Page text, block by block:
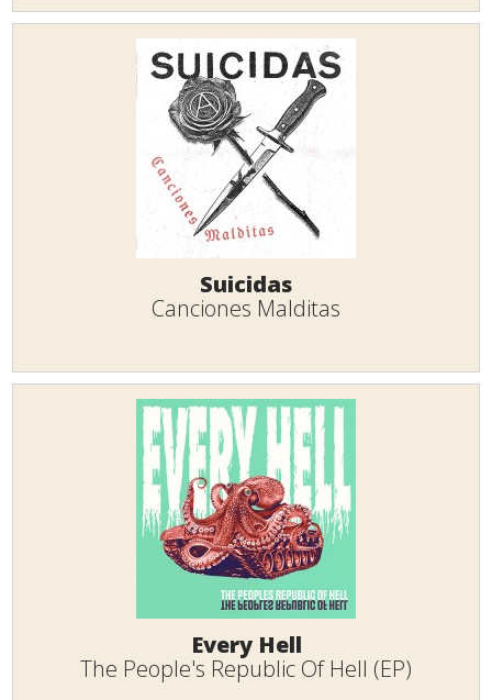
Suicidas
Canciones Malditas
Every Hell
The People's Republic Of Hell (EP)